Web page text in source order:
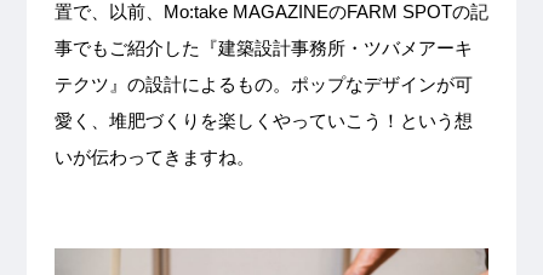
置で、以前、Mo:take MAGAZINEのFARM SPOTの記
事でもご紹介した『建築設計事務所・ツバメアーキ
テクツ』の設計によるもの。ポップなデザインが可
愛く、堆肥づくりを楽しくやっていこう！という想
いが伝わってきますね。